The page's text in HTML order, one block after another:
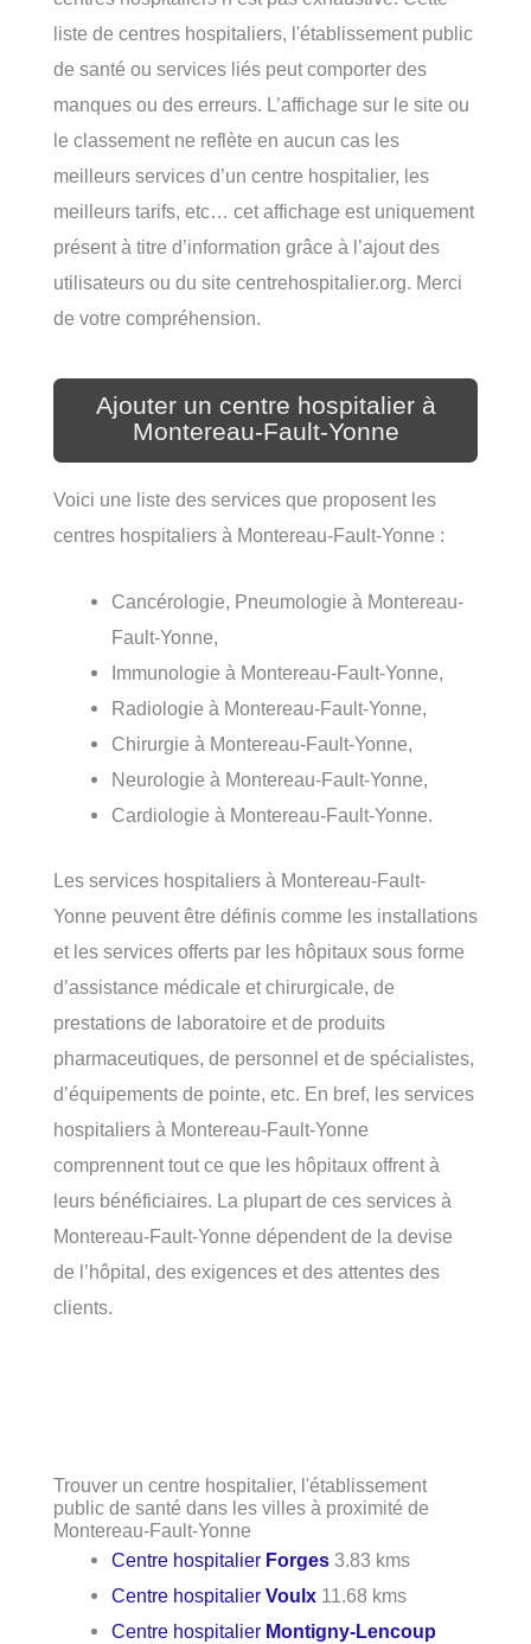
liste de centres hospitaliers, l'établissement public
de santé ou services liés peut comporter des
manques ou des erreurs. L’affichage sur le site ou
le classement ne reflète en aucun cas les
meilleurs services d’un centre hospitalier, les
meilleurs tarifs, etc… cet affichage est uniquement
présent à titre d’information grâce à l’ajout des
utilisateurs ou du site centrehospitalier.org. Merci
de votre compréhension.
Ajouter un centre hospitalier à
Montereau-Fault-Yonne
Voici une liste des services que proposent les
centres hospitaliers à Montereau-Fault-Yonne :
Cancérologie, Pneumologie à Montereau-
Fault-Yonne,
Immunologie à Montereau-Fault-Yonne,
Radiologie à Montereau-Fault-Yonne,
Chirurgie à Montereau-Fault-Yonne,
Neurologie à Montereau-Fault-Yonne,
Cardiologie à Montereau-Fault-Yonne.
Les services hospitaliers à Montereau-Fault-
Yonne peuvent être définis comme les installations
et les services offerts par les hôpitaux sous forme
d’assistance médicale et chirurgicale, de
prestations de laboratoire et de produits
pharmaceutiques, de personnel et de spécialistes,
d’équipements de pointe, etc. En bref, les services
hospitaliers à Montereau-Fault-Yonne
comprennent tout ce que les hôpitaux offrent à
leurs bénéficiaires. La plupart de ces services à
Montereau-Fault-Yonne dépendent de la devise
de l’hôpital, des exigences et des attentes des
clients.
Trouver un centre hospitalier, l'établissement
public de santé dans les villes à proximité de
Montereau-Fault-Yonne
Centre hospitalier Forges 3.83 kms
Centre hospitalierVoulx 11.68 kms
Centre hospitalier Montigny-Lencoup